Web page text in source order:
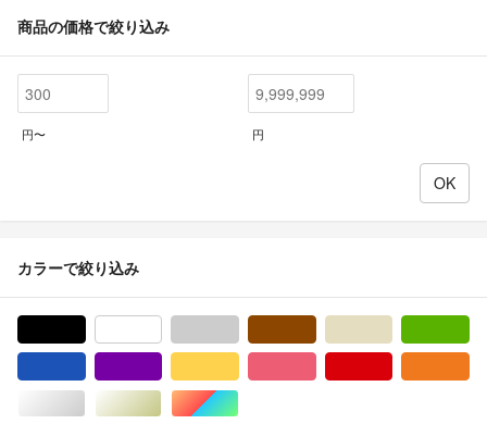
商品の価格で絞り込み
円〜 円
カラーで絞り込み
シルバー/銀色系ゴールド/金色系マルチカラー